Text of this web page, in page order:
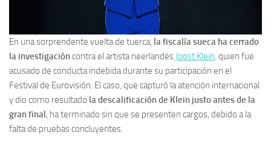
En una sorprendente vuelta de tuerca, la fiscalía sueca ha cerrado
la investigacióncontra el artista neerlandés Joost Klein, quien fue
acusado de conducta indebida durante su participación en el
Festival de Eurovisión. El caso, que capturó la atención internacional
y dio como resultado la descalificación de Klein justo antes de la
gran final, ha terminado sin que se presenten cargos, debido a la
falta de pruebas concluyentes.